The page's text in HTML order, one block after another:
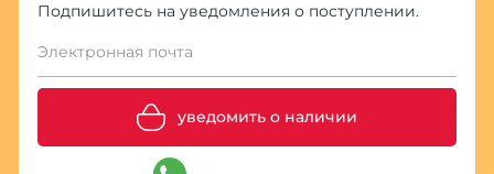
Подпишитесь на уведомления о поступлении.
Электронная почта
уведомить о наличии